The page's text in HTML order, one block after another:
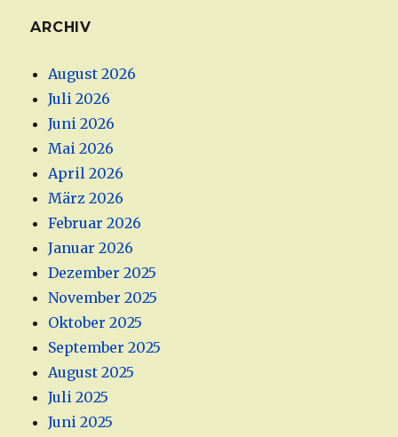
ARCHIV
August 2026
Juli 2026
Juni 2026
Mai 2026
April 2026
März 2026
Februar 2026
Januar 2026
Dezember 2025
November 2025
Oktober 2025
September 2025
August 2025
Juli 2025
Juni 2025